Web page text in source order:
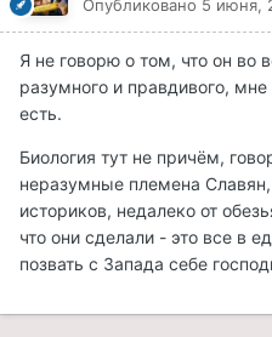
Опубликовано 5 июня,
Я не говорю о том, что он во
разумного и правдивого,
есть.
Биология тут не причём,
неразумные племена
историков, недалеко от
что они сделали - это все в
позвать с Запада себе